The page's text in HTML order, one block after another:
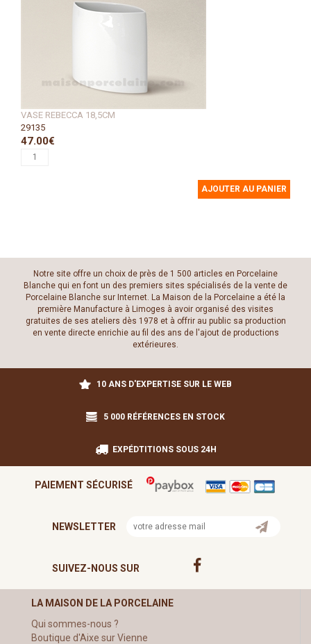
VASE REBECCA 18,5CM
29135
47.00€
AJOUTER AU PANIER
Notre site offre un choix de près de 1 500 articles en Porcelaine
Blanche qui en font un des premiers sites spécialisés de la vente de
Porcelaine Blanche sur Internet. La Maison de la Porcelaine a été la
première Manufacture à Limoges à avoir organisé des visites
gratuites de ses ateliers dès 1978 et à offrir au public sa production
en vente directe enrichie au fil des ans de l'ajout de productions
extérieures.
10 ANS D'EXPERTISE SUR LE WEB
5 000 RÉFÉRENCES EN STOCK
EXPÉDTITIONS SOUS 24H
PAIEMENT SÉCURISÉ
NEWSLETTER
SUIVEZ-NOUS SUR
LA MAISON DE LA PORCELAINE
Qui sommes-nous ?
Boutique d'Aixe sur Vienne